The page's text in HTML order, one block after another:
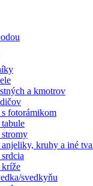
a kmotrov
fotorámikom
kruhy a iné
kríže
svedkyňu